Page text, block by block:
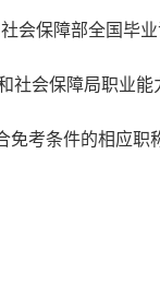
保障部全国毕业
会保障局职业能
考条件的相应职